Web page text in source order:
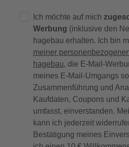
Ich möchte auf mich
Werbung (inklusive den
hagebau erhalten. Ich bin
meiner
hagebau, die E-Mail-
meines E-Mail-Umgangs
Zusammenführung und
Kaufdaten, Coupons und
umfasst, einverstanden.
kann ich jederzeit
Bestätigung meines